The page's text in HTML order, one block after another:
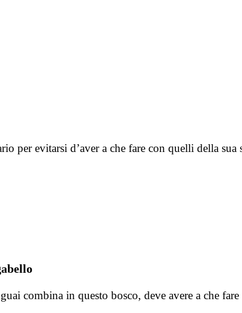
per evitarsi d’aver a che fare con quelli della sua
combina in questo bosco, deve avere a che